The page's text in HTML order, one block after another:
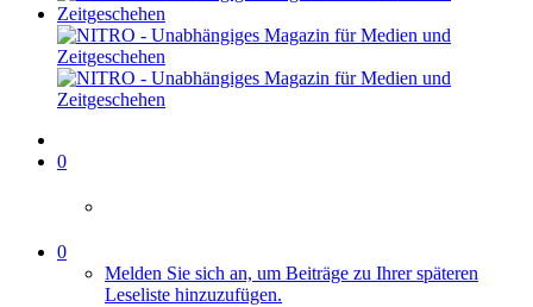
0
0
Melden Sie sich an, um Beiträge zu Ihrer späteren
Leseliste hinzuzufügen.